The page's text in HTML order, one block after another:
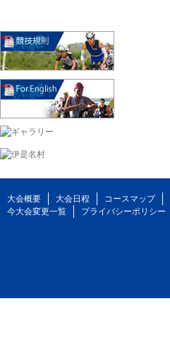
大会概要 大会日程 コースマップ
今大会変更一覧
プライバシーポリシー